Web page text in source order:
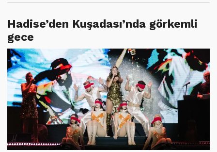
Hadise’den Kuşadası’nda görkemli
gece